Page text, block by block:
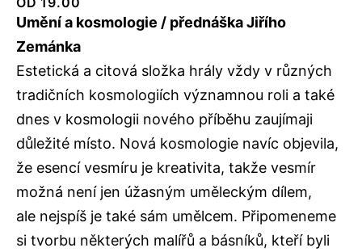
Umění a kosmologie / přednáška Jiřího
Zemánka
Estetická a citová složka hrály vždy v různých
tradičních kosmologiích významnou roli a také
dnes v kosmologii nového příběhu zaujímaji
důležité místo. Nová kosmologie navíc objevila,
že esencí vesmíru je kreativita, takže vesmír
možná není jen úžasným uměleckým dílem,
ale nejspíš je také sám umělcem. Připomeneme
si tvorbu některých malířů a básníků, kteří byli